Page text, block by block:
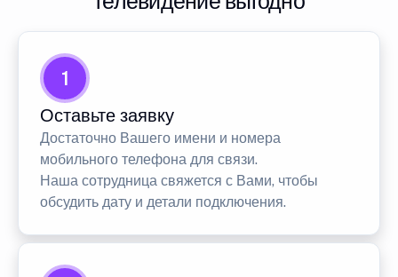
1
Оставьте заявку
Достаточно Вашего имени и номера
мобильного телефона для связи.
Наша сотрудница свяжется с Вами, чтобы
обсудить дату и детали подключения.